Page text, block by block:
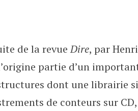
D
A
de la revueDire, par
partie d’un
dont une librairie
de conteurs sur